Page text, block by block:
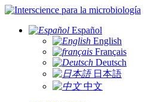
para la microbiología
Español
English
Français
Deutsch
日本語
中文